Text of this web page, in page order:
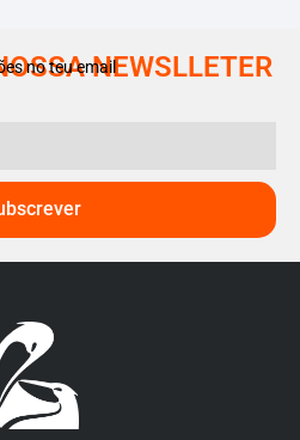
NEWSLLETER
no teu email